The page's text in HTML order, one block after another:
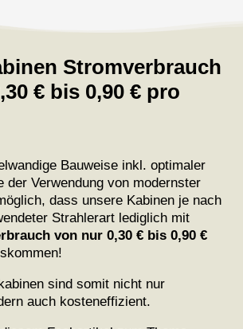
Stromverbrauch
€ bis 0,90 € pro
Bauweise inkl. optimaler
der Verwendung von modernster
dass unsere Kabinen je nach
Strahlerart lediglich mit
von nur 0,30 € bis 0,90 €
sind somit nicht nur
auch kosteneffizient.